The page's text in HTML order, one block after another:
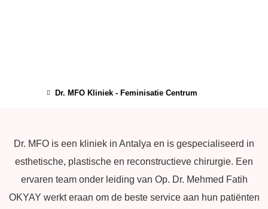
Dr. MFO Kliniek - Feminisatie Centrum
Dr. MFO is een kliniek in Antalya en is gespecialiseerd in
esthetische, plastische en reconstructieve chirurgie. Een
ervaren team onder leiding van Op. Dr. Mehmed Fatih
OKYAY werkt eraan om de beste service aan hun patiënten